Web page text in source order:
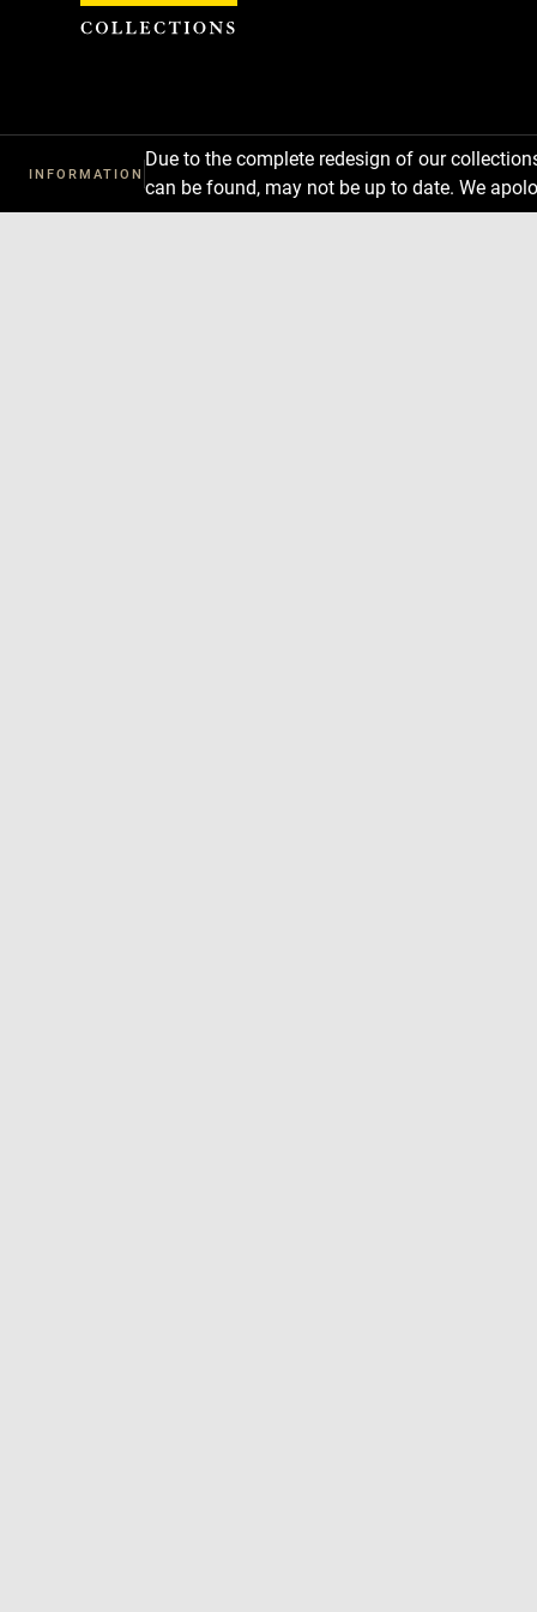
INFORMATION
Due to the complete redesign of our
can be found, may not be up to date. We
Cookies management panel